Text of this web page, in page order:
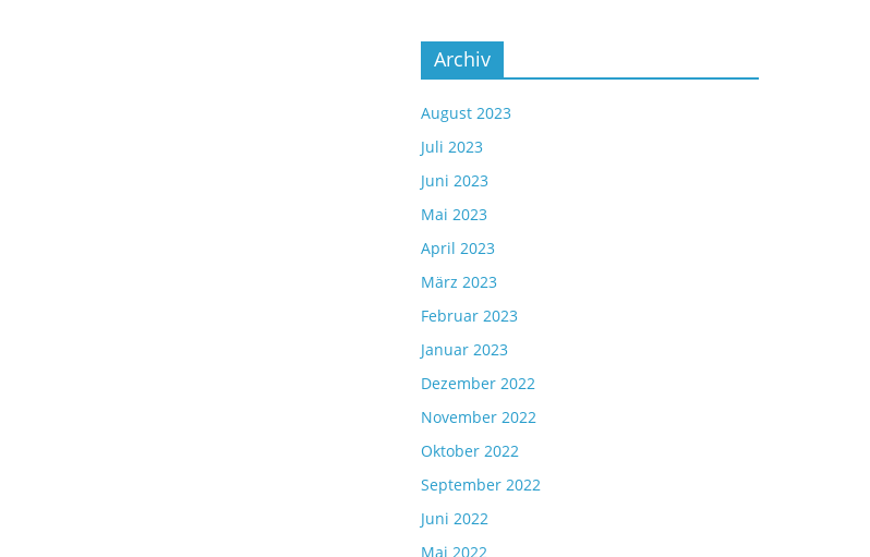
Archiv
August 2023
Juli 2023
Juni 2023
Mai 2023
April 2023
März 2023
Februar 2023
Januar 2023
Dezember 2022
November 2022
Oktober 2022
September 2022
Juni 2022
Mai 2022